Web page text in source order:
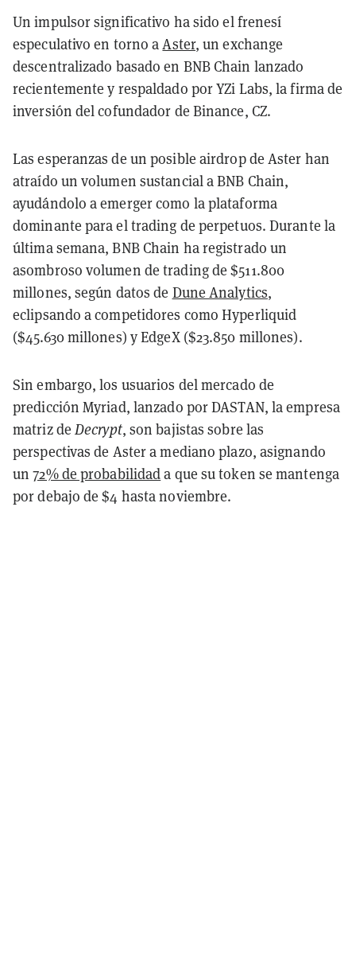
Un impulsor significativo ha sido el frenesí
especulativo en torno aAster, un exchange
descentralizado basado en BNB Chain lanzado
recientemente y respaldado por YZi Labs, la firma de
inversión del cofundador de Binance, CZ.
Las esperanzas de un posible airdrop de Aster han
atraído un volumen sustancial a BNB Chain,
ayudándolo a emerger como la plataforma
dominante para el trading de perpetuos. Durante la
última semana, BNB Chain ha registrado un
asombroso volumen de trading de $511.800
millones, según datos de Dune Analytics,
eclipsando a competidores como Hyperliquid
($45.630 millones) y EdgeX ($23.850 millones).
Sin embargo, los usuarios del mercado de
predicción Myriad, lanzado por DASTAN, la empresa
matriz de Decrypt, son bajistas sobre las
perspectivas de Aster a mediano plazo, asignando
un72% de probabilidada que su token se mantenga
por debajo de $4 hasta noviembre.